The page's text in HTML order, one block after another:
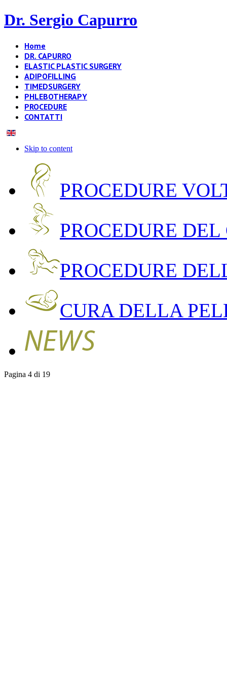
Dr. Sergio Capurro
Home
DR. CAPURRO
ELASTIC PLASTIC SURGERY
ADIPOFILLING
TIMEDSURGERY
PHLEBOTHERAPY
PROCEDURE
CONTATTI
Skip to content
PROCEDURE
PROCEDURE DEL
PROCEDURE
CURA DELLA
Pagina 4 di 19